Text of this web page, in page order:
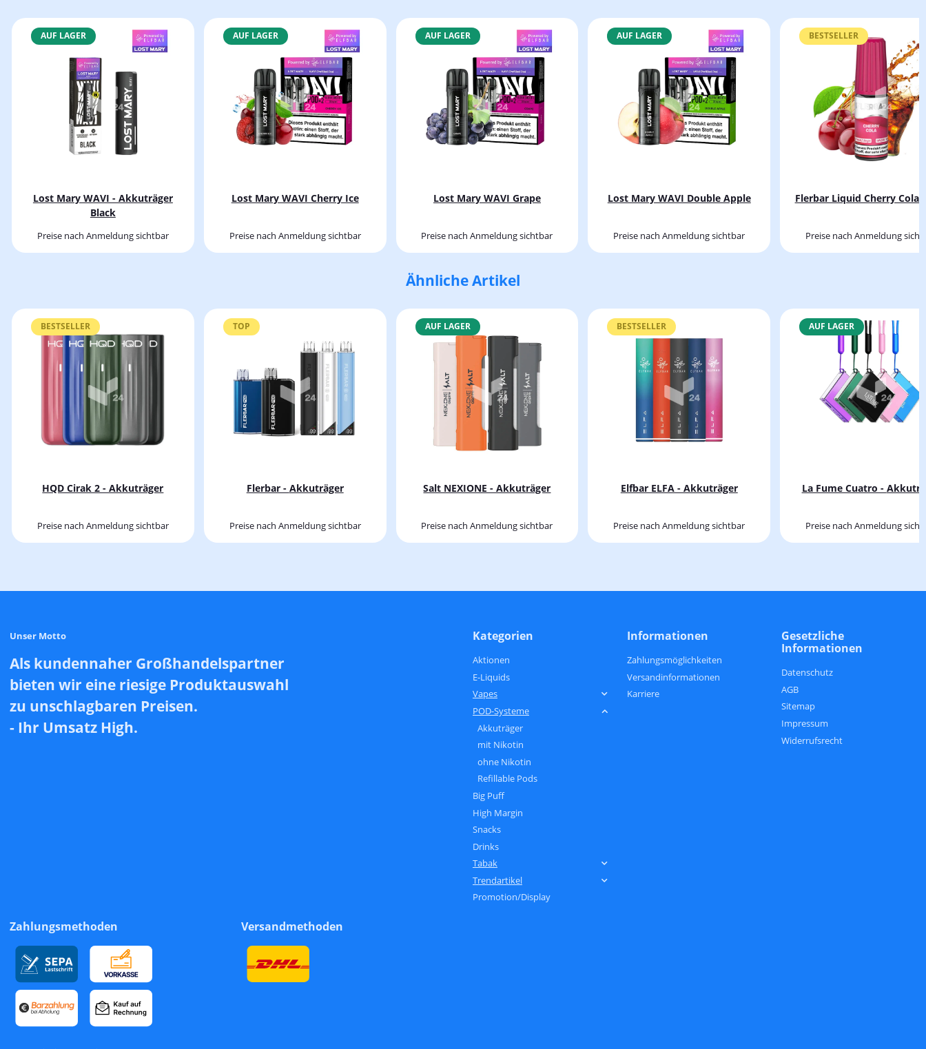
AUF LAGER
Lost Mary WAVI - Akkuträger
Black
Preise nach Anmeldung sichtbar
AUF LAGER
Lost Mary WAVI Cherry Ice
Preise nach Anmeldung sichtbar
AUF LAGER
Lost Mary WAVI Grape
Preise nach Anmeldung sichtbar
AUF LAGER
Lost Mary WAVI Double Apple
Preise nach Anmeldung sichtbar
BESTSELLER
Flerbar Liquid Cherry Cola
Preise nach Anmeldung
Ähnliche Artikel
BESTSELLER
HQD Cirak 2 - Akkuträger
Preise nach Anmeldung sichtbar
TOP
Flerbar - Akkuträger
Preise nach Anmeldung sichtbar
AUF LAGER
Salt NEXIONE - Akkuträger
Preise nach Anmeldung sichtbar
BESTSELLER
Elfbar ELFA - Akkuträger
Preise nach Anmeldung sichtbar
AUF LAGER
La Fume Cuatro -
Preise nach Anmeldung
Unser Motto
Als kundennaher Großhandelspartner
bieten wir eine riesige Produktauswahl
zu unschlagbaren Preisen.
- Ihr Umsatz High.
Kategorien
Aktionen
E-Liquids
Vapes
POD-Systeme
Akkuträger
mit Nikotin
ohne Nikotin
Refillable Pods
Big Puff
High Margin
Snacks
Drinks
Tabak
Trendartikel
Promotion/Display
Informationen
Zahlungsmöglichkeiten
Versandinformationen
Karriere
Gesetzliche
Informationen
Datenschutz
AGB
Sitemap
Impressum
Widerrufsrecht
Zahlungsmethoden Versandmethoden